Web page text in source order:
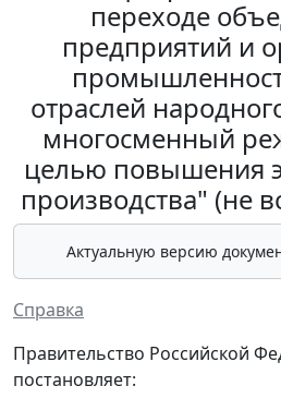
переходе
предприятий и
отраслей
многосменный
целью повышения
производства" (не
Актуальную версию
Справка
Правительство Российской
постановляет: